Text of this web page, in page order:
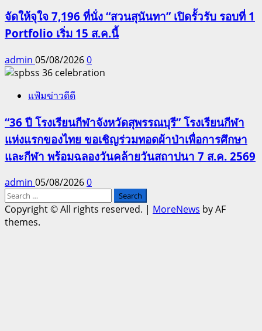
จัดให้จุใจ 7,196 ที่นั่ง “สวนสุนันทา” เปิดรั้วรับ รอบที่ 1
Portfolio เริ่ม 15 ส.ค.นี้
admin 05/08/20260
แฟ้มข่าวดีดี
“36 ปี โรงเรียนกีฬาจังหวัดสุพรรณบุรี” โรงเรียนกีฬา
แห่งแรกของไทย ขอเชิญร่วมทอดผ้าป่าเพื่อการศึกษา
และกีฬา พร้อมฉลองวันคล้ายวันสถาปนา 7 ส.ค. 2569
admin 05/08/20260
Search
for:
Copyright © All rights reserved. | MoreNews by AF
themes.